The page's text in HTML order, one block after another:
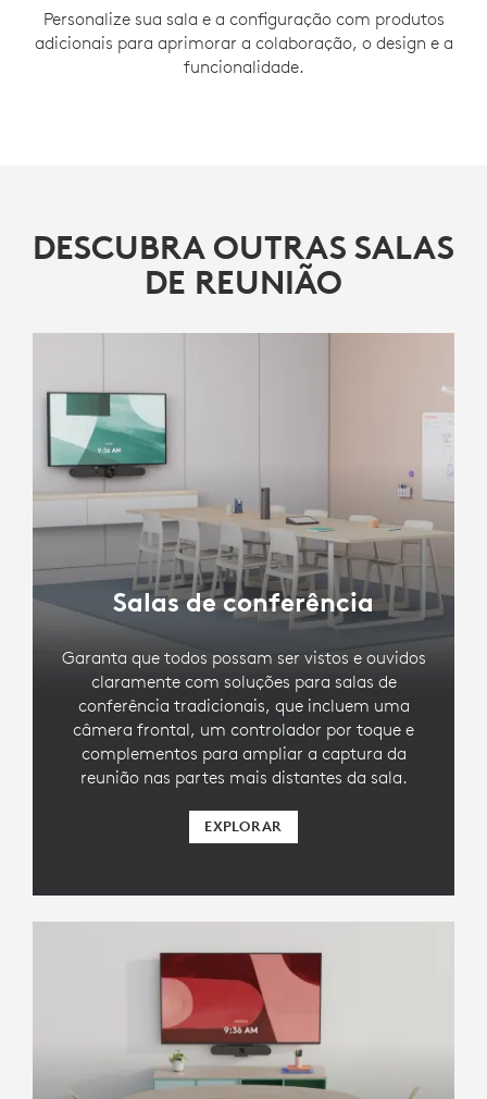
soluções pré-configuradas para Microsoft Teams
Rooms no Android ou no modo appliance Zoom
Rooms como opções alternativas de implantação
Logitech Tap IP
LOCALIZE UM
Personalize sua sala e a configuração com produtos
adicionais para aprimorar a colaboração, o design e a
funcionalidade.
DESCUBRA OUTRAS SALAS
DE REUNIÃO
Salas de conferência
Garanta que todos possam ser vistos e ouvidos
claramente com soluções para salas de
conferência tradicionais, que incluem uma
câmera frontal, um controlador por toque e
complementos para ampliar a captura da
reunião nas partes mais distantes da sala.
EXPLORAR